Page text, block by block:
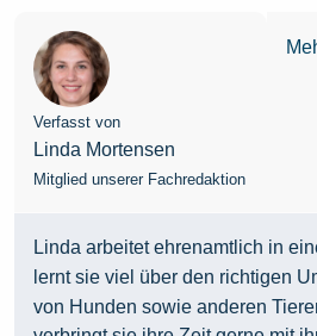
Verfasst von
Linda Mortensen
Mitglied unserer Fachredaktion
Linda arbeitet ehrenamtlich in
lernt sie viel über den richtigen
von Hunden sowie anderen